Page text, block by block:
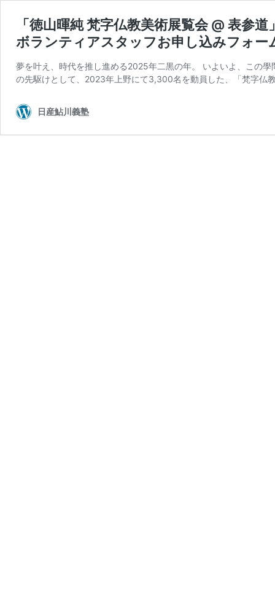
「徳山暉純 梵字仏教美術展覧会 @ 表参道
ボランティアスタッフお申し込みフォー
夢を叶え、時代を推し進める2025年二黒の年。 いよいよ、この
の先駆けとして、2023年上野にて3,300名を動員した、「梵字仏
日産鮎川義塾